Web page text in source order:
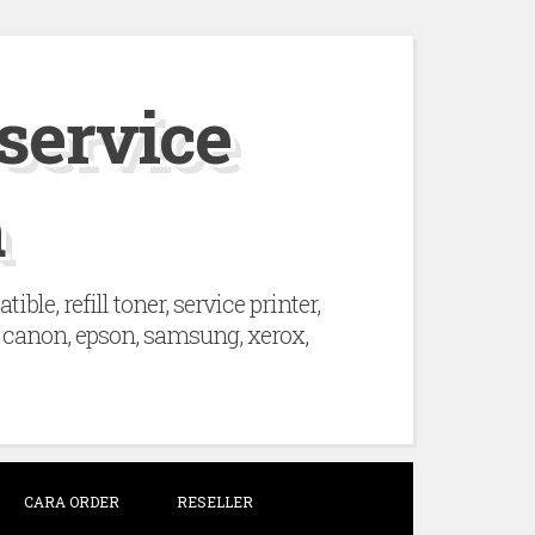
refill toner, service printer,
epson, samsung, xerox,
CARA ORDER RESELLER